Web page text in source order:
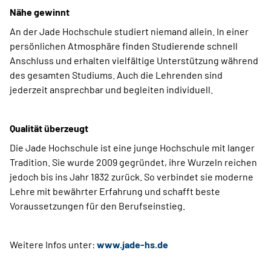
Nähe gewinnt
An der Jade Hochschule studiert niemand allein. In einer
persönlichen Atmosphäre finden Studierende schnell
Anschluss und erhalten vielfältige Unterstützung während
des gesamten Studiums. Auch die Lehrenden sind
jederzeit ansprechbar und begleiten individuell.
Qualität überzeugt
Die Jade Hochschule ist eine junge Hochschule mit langer
Tradition. Sie wurde 2009 gegründet, ihre Wurzeln reichen
jedoch bis ins Jahr 1832 zurück. So verbindet sie moderne
Lehre mit bewährter Erfahrung und schafft beste
Voraussetzungen für den Berufseinstieg.
Weitere Infos unter: www.jade-hs.de